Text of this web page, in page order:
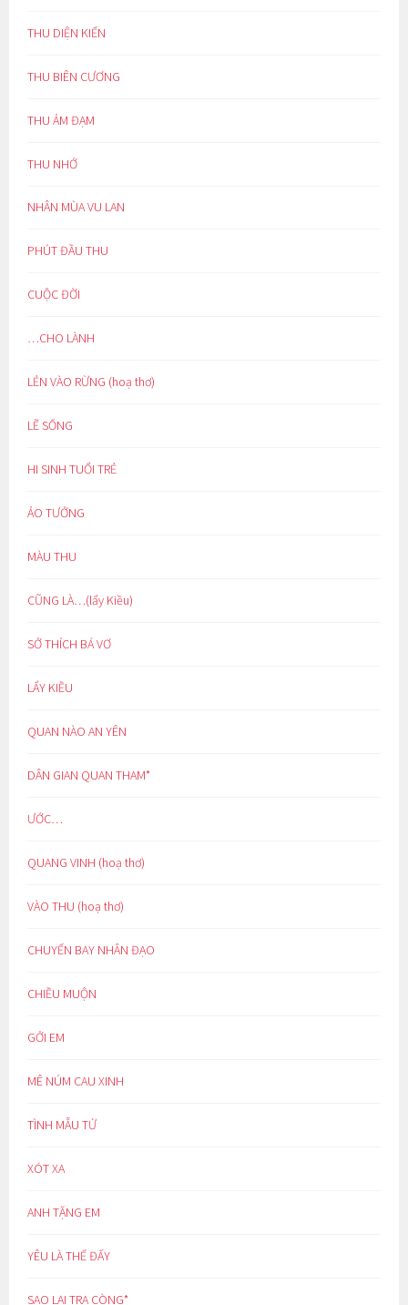
THU DIỆN KIẾN
THU BIÊN CƯƠNG
THU ẢM ĐẠM
THU NHỚ
NHÂN MÙA VU LAN
PHÚT ĐẦU THU
CUỘC ĐỜI
…CHO LÀNH
LẺN VÀO RỪNG (hoạ thơ)
LẼ SỐNG
HI SINH TUỔI TRẺ
ẢO TƯỞNG
MÀU THU
CŨNG LÀ…(lẩy Kiều)
SỞ THÍCH BÁ VƠ
LẨY KIỀU
QUAN NÀO AN YÊN
DÂN GIAN QUAN THAM*
ƯỚC…
QUANG VINH (hoạ thơ)
VÀO THU (hoạ thơ)
CHUYẾN BAY NHÂN ĐẠO
CHIỀU MUỘN
GỞI EM
MÊ NÚM CAU XINH
TÌNH MẪU TỬ
XÓT XA
ANH TẶNG EM
YÊU LÀ THẾ ĐẤY
SAO LẠI TRA CÒNG*